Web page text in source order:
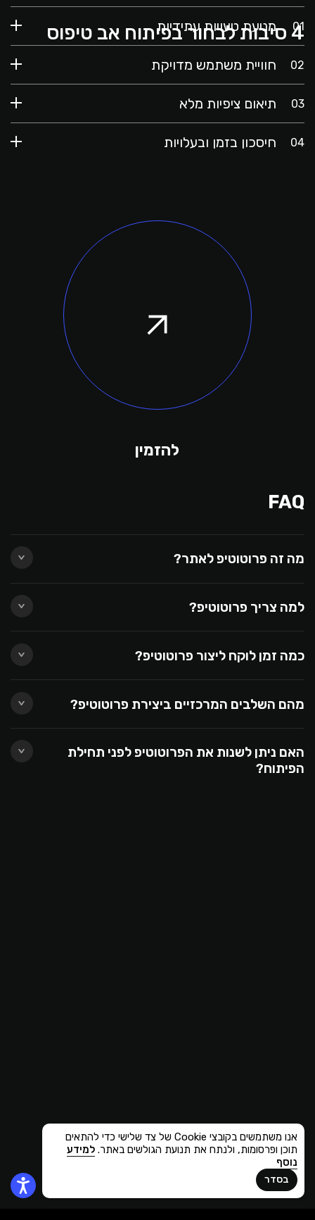
4 סיבות לבחור בפיתוח אב טיפוס מניעת טעויות עתידיות
חוויית משתמש מדויקת
תיאום ציפיות מלא
חיסכון בזמן ובעלויות
להזמין
FAQ
מה זה פרוטוטיפ לאתר?
למה צריך פרוטוטיפ?
כמה זמן לוקח ליצור פרוטוטיפ?
מהם השלבים המרכזיים ביצירת פרוטוטיפ?
האם ניתן לשנות את הפרוטוטיפ לפני תחילת
הפיתוח?
אנו משתמשים בקובצי Cookie של צד שלישי כדי להתאים
תוכן ופרסומות, ולנתח את תנועת הגולשים באתר. למידע
נוסף
בסדר